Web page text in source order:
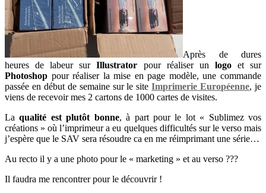
Après de dures
heures de labeur surIllustrator pour réaliser un logoet sur
Photoshop pour réaliser la mise en page modèle, une commande
passée en début de semaine sur le siteImprimerie Européenne, je
viens de recevoir mes 2 cartons de 1000 cartes de visites.
Laqualité est plutôt bonne, à part pour le lot « Sublimez vos
créations » où l’imprimeur a eu quelques difficultés sur le verso mais
j’espère que le SAV sera résoudre ca en me réimprimant une série…
Au recto il y a une photo pour le « marketing » et au verso ???
Il faudra me rencontrer pour le découvrir !